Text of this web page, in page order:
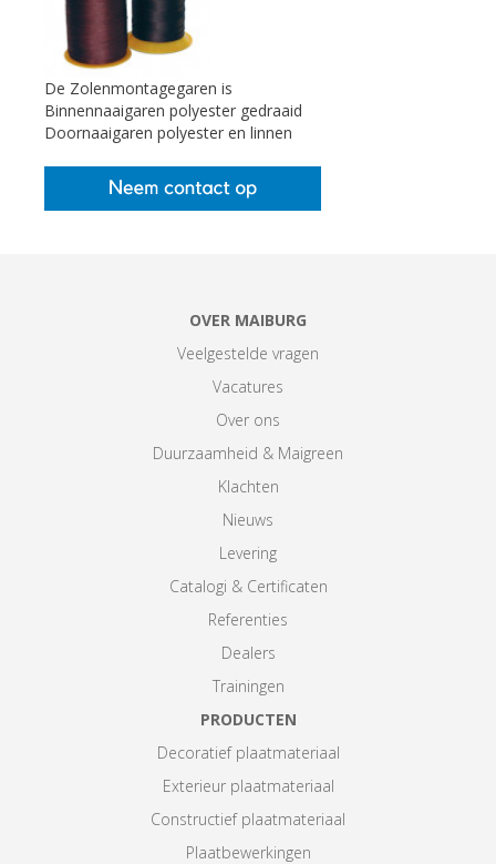
De Zolenmontagegaren is
Binnennaaigaren polyester gedraaid
Doornaaigaren polyester en linnen
OVER MAIBURG
Veelgestelde vragen
Vacatures
Over ons
Duurzaamheid & Maigreen
Klachten
Nieuws
Levering
Catalogi & Certificaten
Referenties
Dealers
Trainingen
PRODUCTEN
Decoratief plaatmateriaal
Exterieur plaatmateriaal
Constructief plaatmateriaal
Plaatbewerkingen